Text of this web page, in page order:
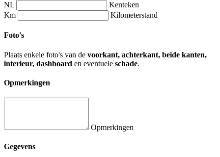
NL
Kenteken
Km
Kilometerstand
Foto's
Plaats enkele foto's van de voorkant, achterkant, beide kanten,
interieur, dashboard en eventuele schade.
Opmerkingen
Opmerkingen
Gegevens